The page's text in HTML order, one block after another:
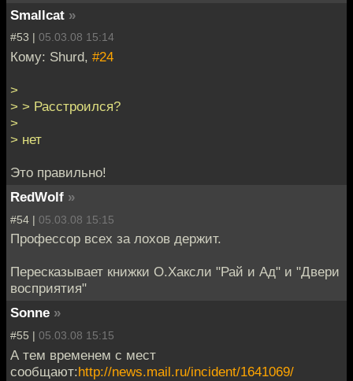
Smallcat »
#53 | 05.03.08 15:14
Кому: Shurd, #24
>
> > Расстроился?
>
> нет
Это правильно!
RedWolf »
#54 | 05.03.08 15:15
Профессор всех за лохов держит.
Пересказывает книжки О.Хаксли "Рай и Ад" и "Двери
восприятия"
Sonne »
#55 | 05.03.08 15:15
А тем временем с мест
сообщают:http://news.mail.ru/incident/1641069/